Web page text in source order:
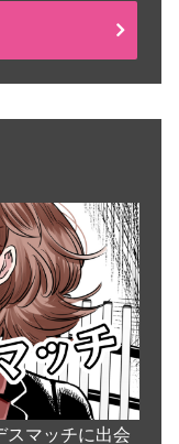
スマッチに出会